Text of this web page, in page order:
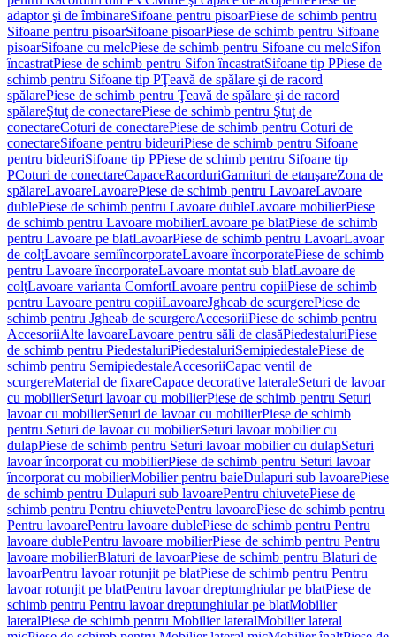
adaptor şi de îmbinareSifoane pentru pisoarPiese de schimb pentru
Sifoane pentru pisoarSifoane pisoarPiese de schimb pentru Sifoane
pisoarSifoane cu melcPiese de schimb pentru Sifoane cu melcSifon
încastratPiese de schimb pentru Sifon încastratSifoane tip PPiese de
schimb pentru Sifoane tip PŢeavă de spălare şi de racord
spălarePiese de schimb pentru Ţeavă de spălare şi de racord
spălareŞtuţ de conectarePiese de schimb pentru Ştuţ de
conectareCoturi de conectarePiese de schimb pentru Coturi de
conectareSifoane pentru bideuriPiese de schimb pentru Sifoane
pentru bideuriSifoane tip PPiese de schimb pentru Sifoane tip
PCoturi de conectareCapaceRacorduriGarnituri de etanşareZona de
spălareLavoareLavoarePiese de schimb pentru LavoareLavoare
dublePiese de schimb pentru Lavoare dubleLavoare mobilierPiese
de schimb pentru Lavoare mobilierLavoare pe blatPiese de schimb
pentru Lavoare pe blatLavoarPiese de schimb pentru LavoarLavoar
de colţLavoare semiîncorporateLavoare încorporatePiese de schimb
pentru Lavoare încorporateLavoare montat sub blatLavoare de
colţLavoare varianta ComfortLavoare pentru copiiPiese de schimb
pentru Lavoare pentru copiiLavoareJgheab de scurgerePiese de
schimb pentru Jgheab de scurgereAccesoriiPiese de schimb pentru
AccesoriiAlte lavoareLavoare pentru săli de clasăPiedestaluriPiese
de schimb pentru PiedestaluriPiedestaluriSemipiedestalePiese de
schimb pentru SemipiedestaleAccesoriiCapac ventil de
scurgereMaterial de fixareCapace decorative lateraleSeturi de lavoar
cu mobilierSeturi lavoar cu mobilierPiese de schimb pentru Seturi
lavoar cu mobilierSeturi de lavoar cu mobilierPiese de schimb
pentru Seturi de lavoar cu mobilierSeturi lavoar mobilier cu
dulapPiese de schimb pentru Seturi lavoar mobilier cu dulapSeturi
lavoar încorporat cu mobilierPiese de schimb pentru Seturi lavoar
încorporat cu mobilierMobilier pentru baieDulapuri sub lavoarePiese
de schimb pentru Dulapuri sub lavoarePentru chiuvetePiese de
schimb pentru Pentru chiuvetePentru lavoarePiese de schimb pentru
Pentru lavoarePentru lavoare dublePiese de schimb pentru Pentru
lavoare dublePentru lavoare mobilierPiese de schimb pentru Pentru
lavoare mobilierBlaturi de lavoarPiese de schimb pentru Blaturi de
lavoarPentru lavoar rotunjit pe blatPiese de schimb pentru Pentru
lavoar rotunjit pe blatPentru lavoar dreptunghiular pe blatPiese de
schimb pentru Pentru lavoar dreptunghiular pe blatMobilier
lateralPiese de schimb pentru Mobilier lateralMobilier lateral